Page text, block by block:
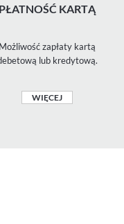
PŁATNOŚĆ KARTĄ
Możliwość zapłaty kartą
lub kredytową.
WIĘCEJ